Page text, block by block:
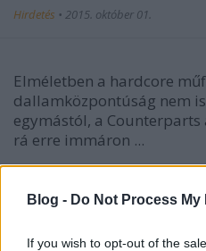
Blog - Do Not Process
If you wish to opt-out of the
Hirdetés • 2015. október 01.
Elméletben a hardcore
dallamközpontúság nem
egymástól, a Counterparts
rá erre immáron ...